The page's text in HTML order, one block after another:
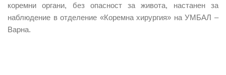
коремни органи, без опасност за живота, настанен за
наблюдение в отделение «Коремна хирургия» на УМБАЛ –
Варна.